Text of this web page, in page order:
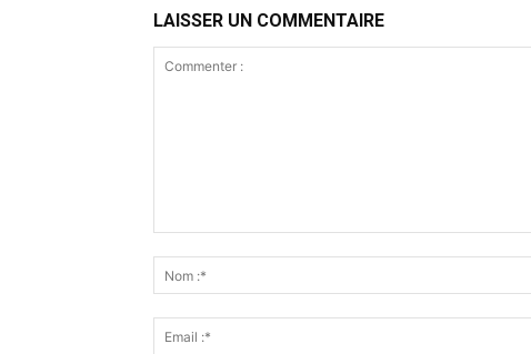
LAISSER UN COMMENTAIRE